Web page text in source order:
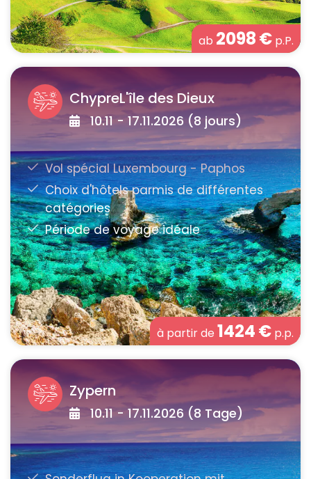
ab 2098€ p.P.
ChypreL'île des Dieux
10.11 - 17.11.2026 (8 jours)
à partir de 1424€ p.p.
Zypern
10.11 - 17.11.2026 (8 Tage)